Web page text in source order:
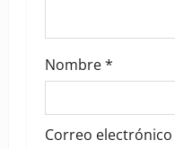
Nombre*
Correo electrónico